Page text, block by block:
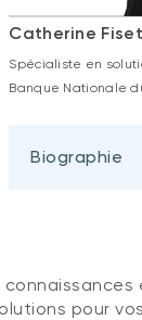
Catherine Fiset
Spécialiste en
Banque Nationale
Biographie
pour